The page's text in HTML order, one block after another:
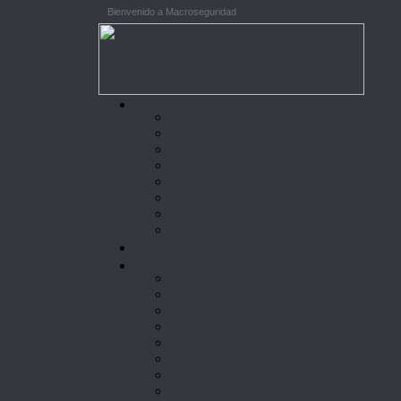
Bienvenido a Macroseguridad